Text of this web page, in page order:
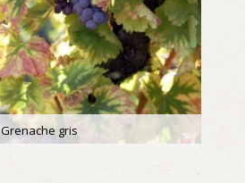
Grenache gris